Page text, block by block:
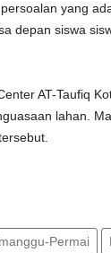
yang
depan siswa
AT-Taufiq
lahan.
Permai